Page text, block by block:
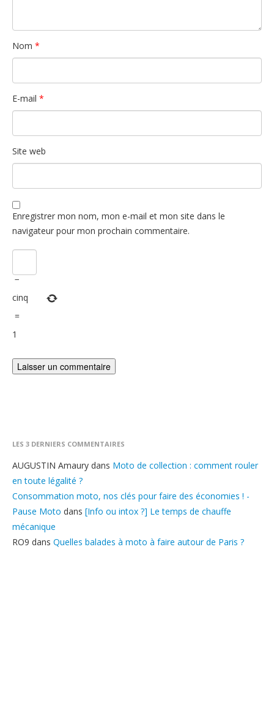
Nom *
E-mail *
Site web
Enregistrer mon nom, mon e-mail et mon site dans le
navigateur pour mon prochain commentaire.
−
cinq
=
1
LES 3 DERNIERS COMMENTAIRES
AUGUSTIN Amaury dans Moto de collection : comment rouler
en toute légalité ?
Consommation moto, nos clés pour faire des économies ! -
Pause Moto dans [Info ou intox ?] Le temps de chauffe
mécanique
RO9 dans Quelles balades à moto à faire autour de Paris ?